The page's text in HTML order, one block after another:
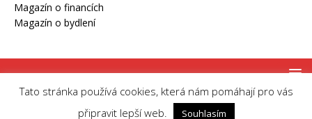
Magazín o financích
Magazín o bydlení
Copyright © 2026 | MH Magazine WordPress Theme by
Tato stránka používá cookies, která nám pomáhají pro vás
připravit lepší web.
Souhlasím